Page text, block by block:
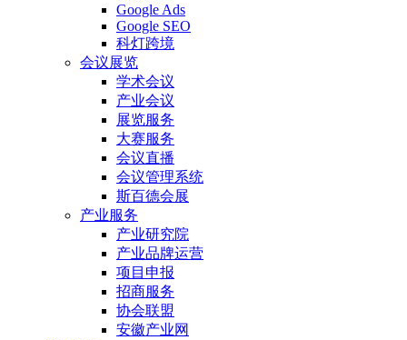
Google Ads
Google SEO
科灯跨境
会议展览
学术会议
产业会议
展览服务
大赛服务
会议直播
会议管理系统
斯百德会展
产业服务
产业研究院
产业品牌运营
项目申报
招商服务
协会联盟
安徽产业网